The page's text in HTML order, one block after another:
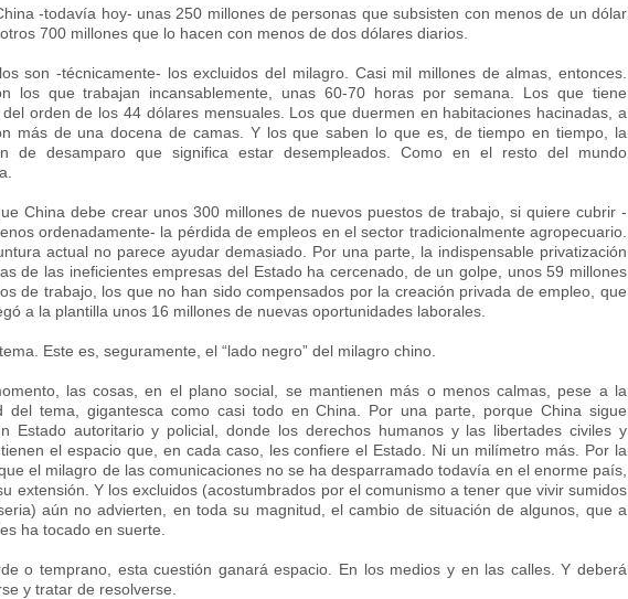
-todavía hoy- unas 250 millones de personas que subsisten con menos de un dólar
700 millones que lo hacen con menos de dos dólares diarios.
son -técnicamente- los excluidos del milagro. Casi mil millones de almas, entonces.
los que trabajan incansablemente, unas 60-70 horas por semana. Los que tiene
del orden de los 44 dólares mensuales. Los que duermen en habitaciones hacinadas, a
más de una docena de camas. Y los que saben lo que es, de tiempo en tiempo, la
de desamparo que significa estar desempleados. Como en el resto del mundo
China debe crear unos 300 millones de nuevos puestos de trabajo, si quiere cubrir -
ordenadamente- la pérdida de empleos en el sector tradicionalmente agropecuario.
actual no parece ayudar demasiado. Por una parte, la indispensable privatización
de las ineficientes empresas del Estado ha cercenado, de un golpe, unos 59 millones
de trabajo, los que no han sido compensados por la creación privada de empleo, que
a la plantilla unos 16 millones de nuevas oportunidades laborales.
Este es, seguramente, el “lado negro” del milagro chino.
las cosas, en el plano social, se mantienen más o menos calmas, pese a la
del tema, gigantesca como casi todo en China. Por una parte, porque China sigue
Estado autoritario y policial, donde los derechos humanos y las libertades civiles y
el espacio que, en cada caso, les confiere el Estado. Ni un milímetro más. Por la
el milagro de las comunicaciones no se ha desparramado todavía en el enorme país,
extensión. Y los excluidos (acostumbrados por el comunismo a tener que vivir sumidos
aún no advierten, en toda su magnitud, el cambio de situación de algunos, que a
ha tocado en suerte.
o temprano, esta cuestión ganará espacio. En los medios y en las calles. Y deberá
y tratar de resolverse.